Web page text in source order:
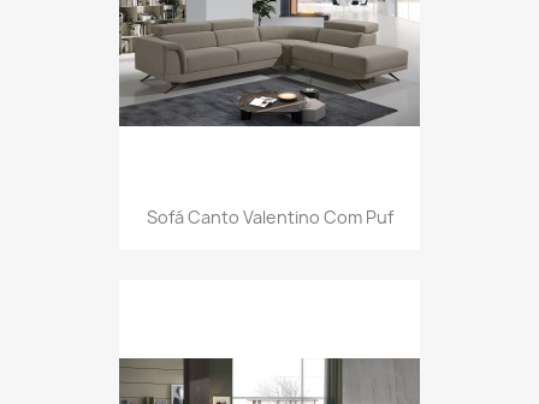
Sofá Canto Valentino Com Puf